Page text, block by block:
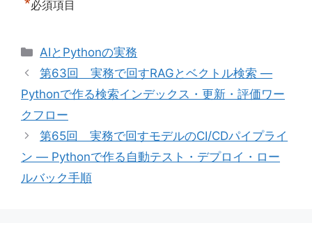
*必須項目
カ
テ
ゴ
リ
ー
AIとPythonの実務
第63回 実務で回すRAGとベクトル検索 —
Pythonで作る検索インデックス・更新・評価ワー
クフロー
第65回 実務で回すモデルのCI/CDパイプライ
ン — Pythonで作る自動テスト・デプロイ・ロー
ルバック手順